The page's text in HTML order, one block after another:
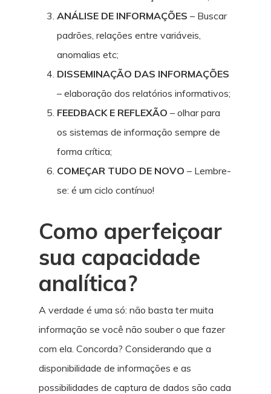
ANÁLISE DE INFORMAÇÕES – Buscar
padrões, relações entre variáveis,
anomalias etc;
DISSEMINAÇÃO DAS INFORMAÇÕES
– elaboração dos relatórios informativos;
FEEDBACK E REFLEXÃO – olhar para
os sistemas de informação sempre de
forma crítica;
COMEÇAR TUDO DE NOVO – Lembre-
se: é um ciclo contínuo!
Como aperfeiçoar
sua capacidade
analítica?
A verdade é uma só: não basta ter muita
informação se você não souber o que fazer
com ela. Concorda? Considerando que a
disponibilidade de informações e as
possibilidades de captura de dados são cada